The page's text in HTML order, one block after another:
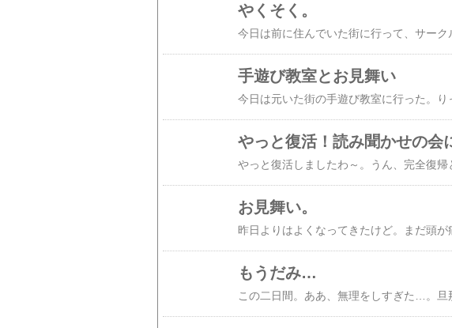
やくそく。
手遊び教室とお見舞い
やっと復活！読み聞かせの会
お見舞い。
もうだみ…